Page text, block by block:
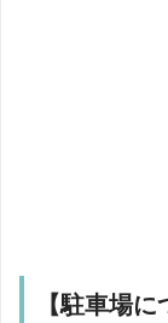
【駐車場に